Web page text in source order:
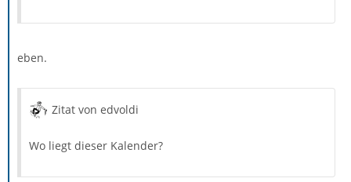
eben.
Zitat von edvoldi
Wo liegt dieser Kalender?